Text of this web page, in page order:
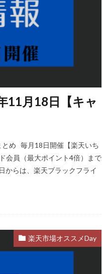
11月18日【キャ
とめ 毎月18日開催【楽天いち
会員（最大ポイント4倍）まで
からは、楽天ブラックフライ
楽天市場オススメDay